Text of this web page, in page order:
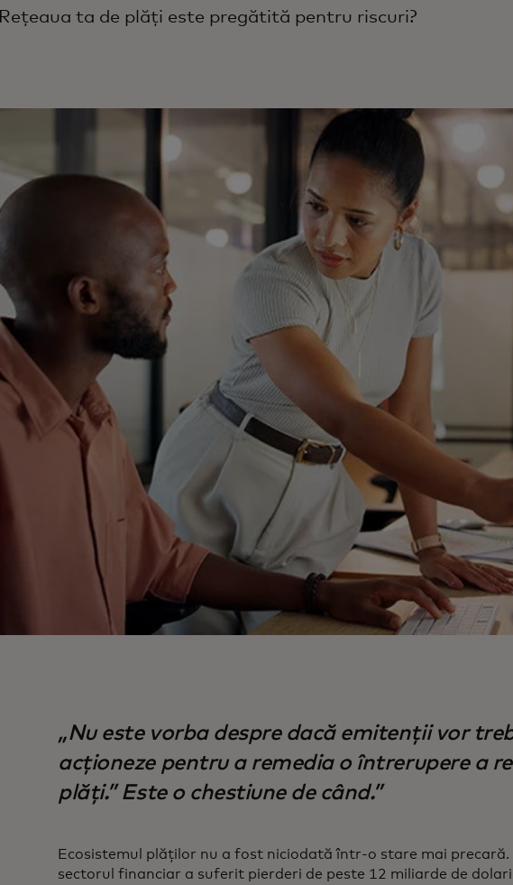
Rețeaua ta de plăți este pregătită pentru riscuri?
„Nu este vorba despre dacă emitenții vor
acționeze pentru a remedia o întrerupere a
plăți.” Este o chestiune de când.”
Ecosistemul plăților nu a fost niciodată într-o stare mai precară.
sectorul financiar a suferit pierderi de peste 12 miliarde de dolari